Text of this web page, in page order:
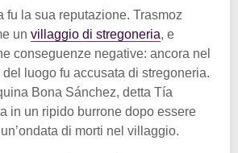
fu la sua reputazione. Trasmoz
un villaggio di stregoneria, e
conseguenze negative: ancora nel
del luogo fu accusata di stregoneria.
Bona Sánchez, detta Tía
in un ripido burrone dopo essere
di morti nel villaggio.